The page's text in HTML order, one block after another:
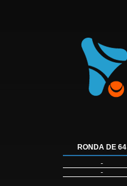
RONDA DE 64
-
-